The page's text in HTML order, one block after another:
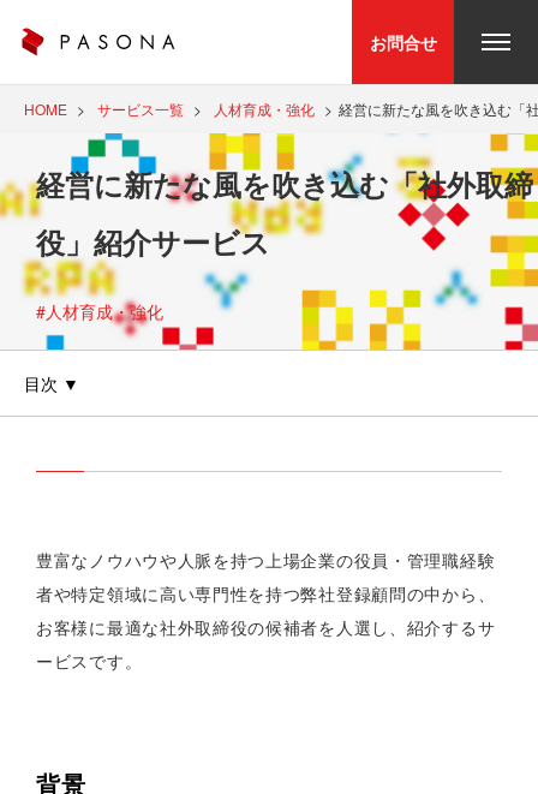
お問合せ
HOME サービス一覧 人材育成・強化 経営に新たな風を吹き込む「
経営に新たな風を吹き込む「社外取締
役」紹介サービス
#人材育成・強化
目次
豊富なノウハウや人脈を持つ上場企業の役員・管理職経験
者や特定領域に高い専門性を持つ弊社登録顧問の中から、
お客様に最適な社外取締役の候補者を人選し、紹介するサ
ービスです。
背景